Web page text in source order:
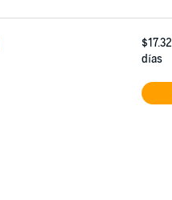
$17.32
días